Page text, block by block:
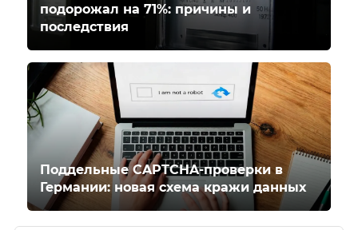
подорожал на 71%: причины и
последствия
Поддельные CAPTCHA-проверки в
Германии: новая схема кражи данных